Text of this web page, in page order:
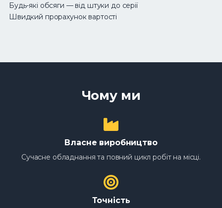
Будь-які обсяги — від штуки до серії
Швидкий прорахунок вартості
Чому ми
Власне виробництво
Сучасне обладнання та повний цикл робіт на місці.
Точність